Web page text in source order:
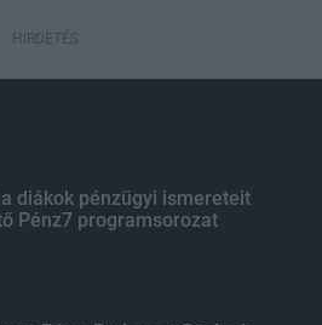
HIRDETÉS
diákok pénzügyi ismereteit
Pénz7 programsorozat